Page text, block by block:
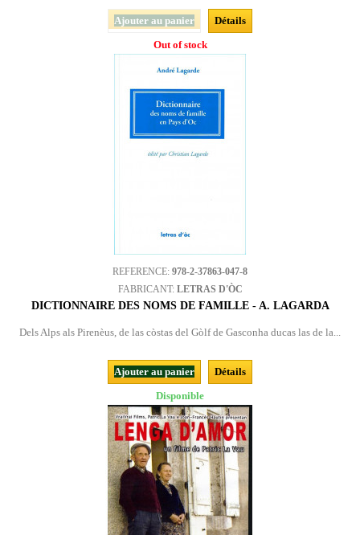
Ajouter au panier
Détails
Out of stock
REFERENCE: 978-2-37863-047-8
FABRICANT: LETRAS D'ÒC
DICTIONNAIRE DES NOMS DE FAMILLE - A. LAGARDA
Dels Alps als Pirenèus, de las còstas del Gòlf de Gasconha ducas las de la...
Ajouter au panier
Détails
Disponible